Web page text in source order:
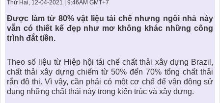
THÀNH ĐÔNG VỚI XÃ HÔI
BẮC
THƯ VIỆN PHÁP LUẬT
LIÊN HỆ & GIẢI ĐÁP
TIN TỨC CÔNG TY
TIN TỨC TỔNG HỢP
Thứ Hai, 12-04-2021 | 9:46AM GMT+7
Được làm từ 80% vật liệu tái chế nhưng ngôi nhà này
vẫn có thiết kế đẹp như mơ không khác những công
trình đắt tiền.
Theo số liệu từ Hiệp hội tái chế chất thải xây dựng Brazil,
chất thải xây dựng chiếm từ 50% đến 70% tổng chất thải
rắn đô thị. Vì vậy, cần phải có một cơ chế để vận động sử
dụng những chất thải này trong kiến trúc và xây dựng.